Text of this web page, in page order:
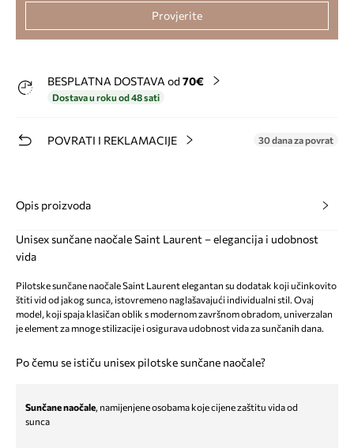
Provjerite
BESPLATNA DOSTAVA od 70€
Dostava u roku od 48 sati
POVRATI I REKLAMACIJE 30 dana za povrat
Opis proizvoda
Unisex sunčane naočale Saint Laurent – elegancija i udobnost
vida
Pilotske sunčane naočale Saint Laurent elegantan su dodatak koji učinkovito
štiti vid od jakog sunca, istovremeno naglašavajući individualni stil. Ovaj
model, koji spaja klasičan oblik s modernom završnom obradom, univerzalan
je element za mnoge stilizacije i osigurava udobnost vida za sunčanih dana.
Po čemu se ističu unisex pilotske sunčane naočale?
Sunčane naočale, namijenjene osobama koje cijene zaštitu vida od
sunca